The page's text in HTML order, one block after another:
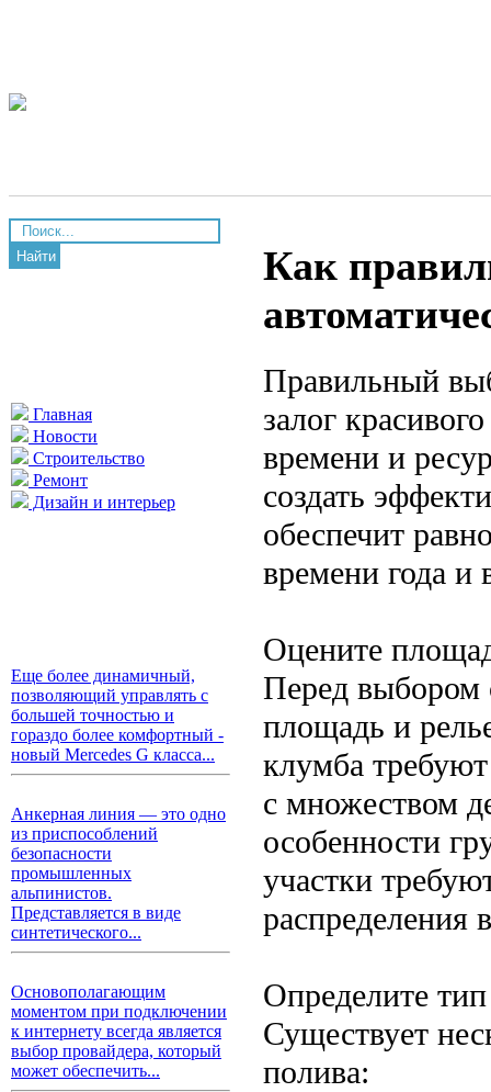
Найти
Главная
Новости
Строительство
Ремонт
Дизайн и интерьер
Еще более динамичный,
позволяющий управлять с
большей точностью и
гораздо более комфортный -
новый Mercedes G класса...
Анкерная линия — это одно
из приспособлений
безопасности
промышленных
альпинистов.
Представляется в виде
синтетического...
Основополагающим
моментом при подключении
к интернету всегда является
выбор провайдера, который
может обеспечить...
Как
Правильный
залог
времени и
создать
обеспечит
времени года
Оцените
Перед выбором
площадь и
клумба
с множеством
особенности
участки
распределения
Определите
Существует
полива: